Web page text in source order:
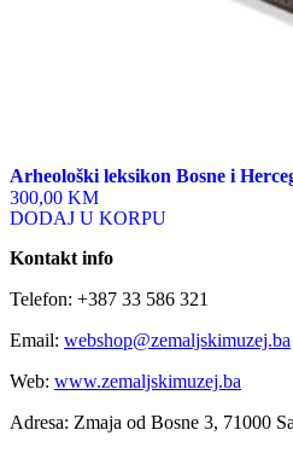
Arheološki leksikon Bosne i
300,00 KM
DODAJ U KORPU
Kontakt info
Telefon: +387 33 586 321
Email: webshop@zemaljskimuzej.ba
Web: www.zemaljskimuzej.ba
Adresa: Zmaja od Bosne 3, 71000